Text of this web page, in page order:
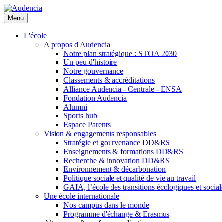
Aller
au
contenu
principal
Menu
L'école
A propos d'Audencia
Notre plan stratégique : STOA 2030
Un peu d'histoire
Notre gouvernance
Classements & accréditations
Alliance Audencia - Centrale - ENSA
Fondation Audencia
Alumni
Sports hub
Espace Parents
Vision & engagements responsables
Stratégie et gourvenance DD&RS
Enseignements & formations DD&RS
Recherche & innovation DD&RS
Environnement & décarbonation
Politique sociale et qualité de vie au travail
GAIA, l’école des transitions écologiques et
Une école internationale
Nos campus dans le monde
Programme d'échange & Erasmus